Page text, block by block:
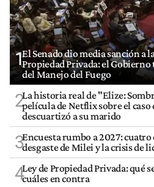
1El Senado dio media sanción a
Propiedad Privada: el Gobierno
del Manejo del Fuego
2La historia real de "Elize:
película de Netflix sobre el caso
descuartizó a su marido
3Encuesta rumbo a 2027:
desgaste de Milei y la crisis de
4Ley de Propiedad Privada: qué
cuáles en contra